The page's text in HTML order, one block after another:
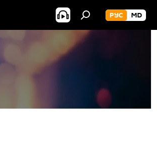
РУС MD